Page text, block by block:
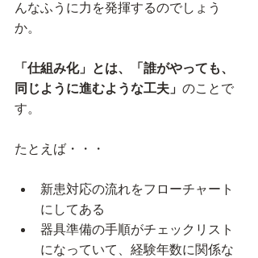
んなふうに力を発揮するのでしょう
か。
「仕組み化」とは、「誰がやっても、
同じように進むような工夫」 のことで
す。
たとえば・・・
新患対応の流れをフローチャート
にしてある
器具準備の手順がチェックリスト
になっていて、経験年数に関係な